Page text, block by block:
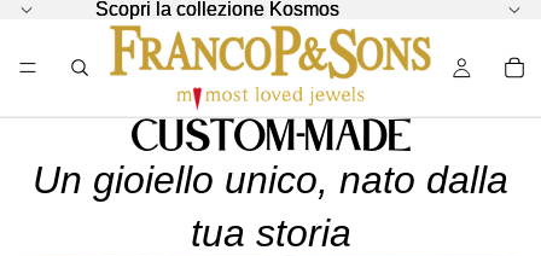
Scopri la collezione Kosmos
Scopri la collezione Kosmos
Custom-made
Un gioiello unico, nato dalla
tua storia